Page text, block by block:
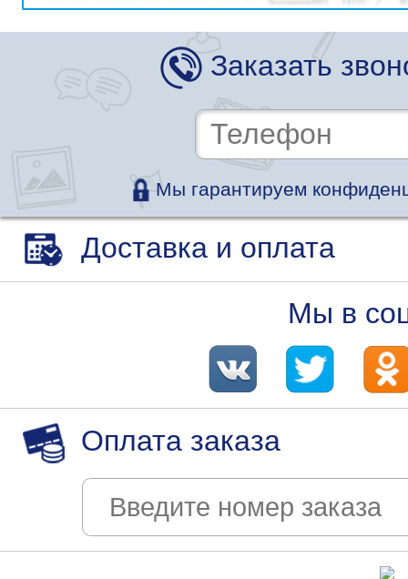
Заказать
Мы гарантируем
Доставка и оплата
Мы в
Оплата заказа